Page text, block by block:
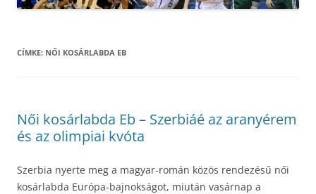
CÍMKE: NŐI KOSÁRLABDA EB
Női kosárlabda Eb – Szerbiáé az aranyérem
és az olimpiai kvóta
Szerbia nyerte meg a magyar-román közös rendezésű női
kosárlabda Európa-bajnokságot, miután vasárnap a